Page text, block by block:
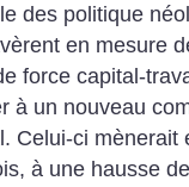
des politique
en mesure
force capital-
à un nouveau
Celui-ci mènerait
à une hausse